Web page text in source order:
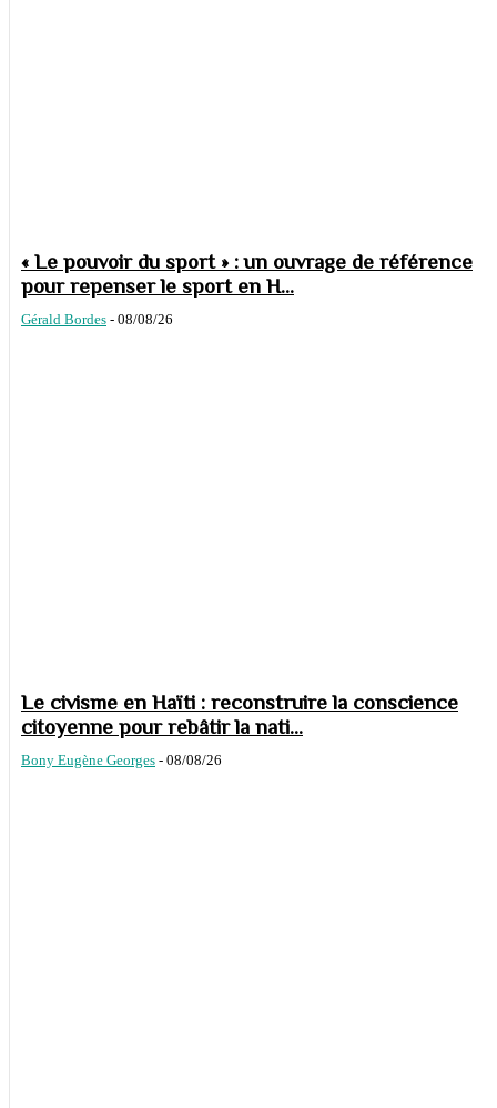
« Le pouvoir du sport » : un ouvrage de référence
pour repenser le sport en H...
Gérald Bordes - 08/08/26
Le civisme en Haïti : reconstruire la conscience
citoyenne pour rebâtir la nati...
Bony Eugène Georges - 08/08/26